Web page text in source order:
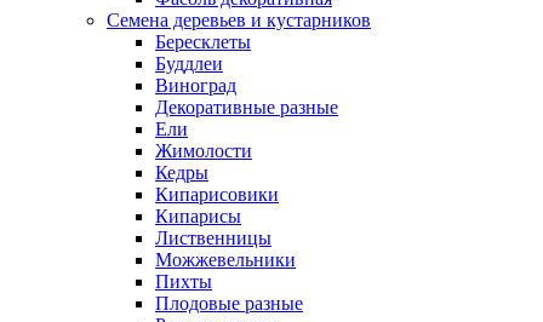
Семена деревьев и кустарников
Бересклеты
Буддлеи
Виноград
Декоративные разные
Ели
Жимолости
Кедры
Кипарисовики
Кипарисы
Лиственницы
Можжевельники
Пихты
Плодовые разные